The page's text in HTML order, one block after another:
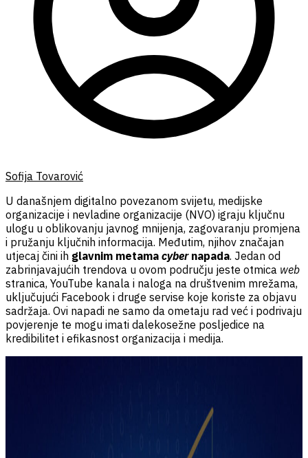
Sofija Tovarović
U današnjem digitalno povezanom svijetu, medijske
organizacije i nevladine organizacije (NVO) igraju ključnu
ulogu u oblikovanju javnog mnijenja, zagovaranju promjena
i pružanju ključnih informacija. Međutim, njihov značajan
utjecaj čini ih glavnim metama cybernapada. Jedan od
zabrinjavajućih trendova u ovom području jeste otmica web
stranica, YouTube kanala i naloga na društvenim mrežama,
uključujući Facebook i druge servise koje koriste za objavu
sadržaja. Ovi napadi ne samo da ometaju rad već i podrivaju
povjerenje te mogu imati dalekosežne posljedice na
kredibilitet i efikasnost organizacija i medija.